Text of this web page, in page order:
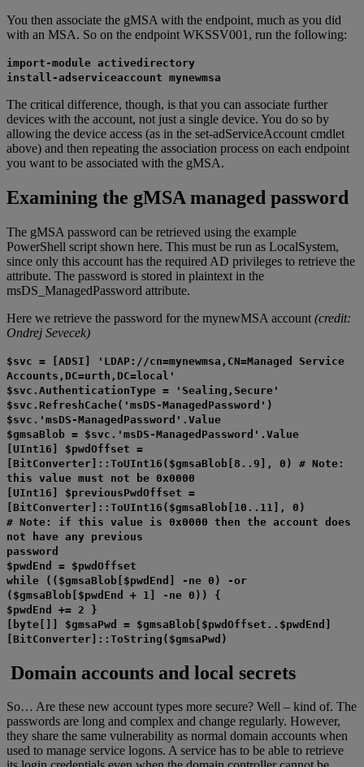
You then associate the gMSA with the endpoint, much as you did
with an MSA. So on the endpoint WKSSV001, run the following:
import-module activedirectory
install-adserviceaccount mynewmsa
The critical difference, though, is that you can associate further
devices with the account, not just a single device. You do so by
allowing the device access (as in the set-adServiceAccount cmdlet
above) and then repeating the association process on each endpoint
you want to be associated with the gMSA.
Examining the gMSA managed password
The gMSA password can be retrieved using the example
PowerShell script shown here. This must be run as LocalSystem,
since only this account has the required AD privileges to retrieve the
attribute. The password is stored in plaintext in the
msDS_ManagedPassword attribute.
Here we retrieve the password for the mynewMSA account (credit:
Ondrej Sevecek)
$svc = [ADSI] 'LDAP://cn=mynewmsa,CN=Managed Service
Accounts,DC=urth,DC=local'
$svc.AuthenticationType = 'Sealing,Secure'
$svc.RefreshCache('msDS-ManagedPassword')
$svc.'msDS-ManagedPassword'.Value
$gmsaBlob = $svc.'msDS-ManagedPassword'.Value
[UInt16] $pwdOffset =
[BitConverter]::ToUInt16($gmsaBlob[8..9], 0) # Note:
this value must not be 0x0000
[UInt16] $previousPwdOffset =
[BitConverter]::ToUInt16($gmsaBlob[10..11], 0)
# Note: if this value is 0x0000 then the account does
not have any previous
password
$pwdEnd = $pwdOffset
while (($gmsaBlob[$pwdEnd] -ne 0) -or
($gmsaBlob[$pwdEnd + 1] -ne 0)) {
$pwdEnd += 2 }
[byte[]] $gmsaPwd = $gmsaBlob[$pwdOffset..$pwdEnd]
[BitConverter]::ToString($gmsaPwd)
Domain accounts and local secrets
So… Are these new account types more secure? Well – kind of. The
passwords are long and complex and change regularly. However,
they share the same vulnerability as normal domain accounts when
used to manage service logons. A service has to be able to retrieve